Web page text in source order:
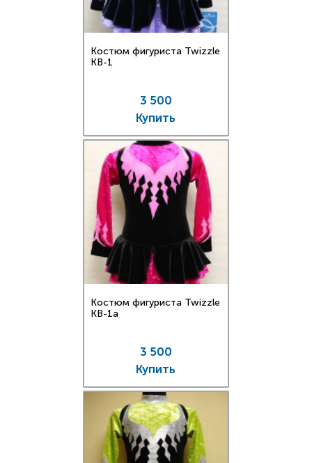
Костюм фигуриста Twizzle
KB-1
3 500
Купить
Костюм фигуриста Twizzle
KB-1a
3 500
Купить